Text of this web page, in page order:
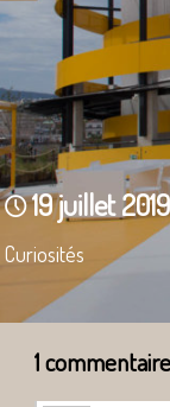
19 juillet 2019
Curiosités
1 commentaire